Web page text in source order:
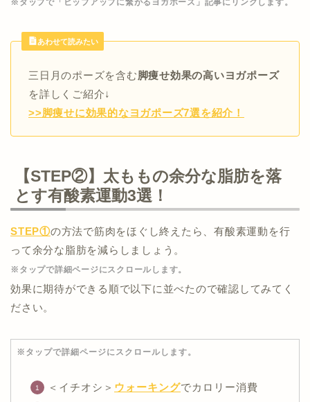
※タップで「ヒップアップに繋がるヨガポーズ」記事にリンクします。
あわせて読みたい
三日月のポーズを含む脚痩せ効果の高いヨガポーズ
を詳しくご紹介↓
>>脚痩せに効果的なヨガポーズ7選を紹介！
【STEP②】太ももの余分な脂肪を落
とす有酸素運動3選！
STEP①の方法で筋肉をほぐし終えたら、有酸素運動を行
って余分な脂肪を減らしましょう。
※タップで詳細ページにスクロールします。
効果に期待ができる順で以下に並べたので確認してみてく
ださい。
※タップで詳細ページにスクロールします。
＜イチオシ＞ ウォーキングでカロリー消費